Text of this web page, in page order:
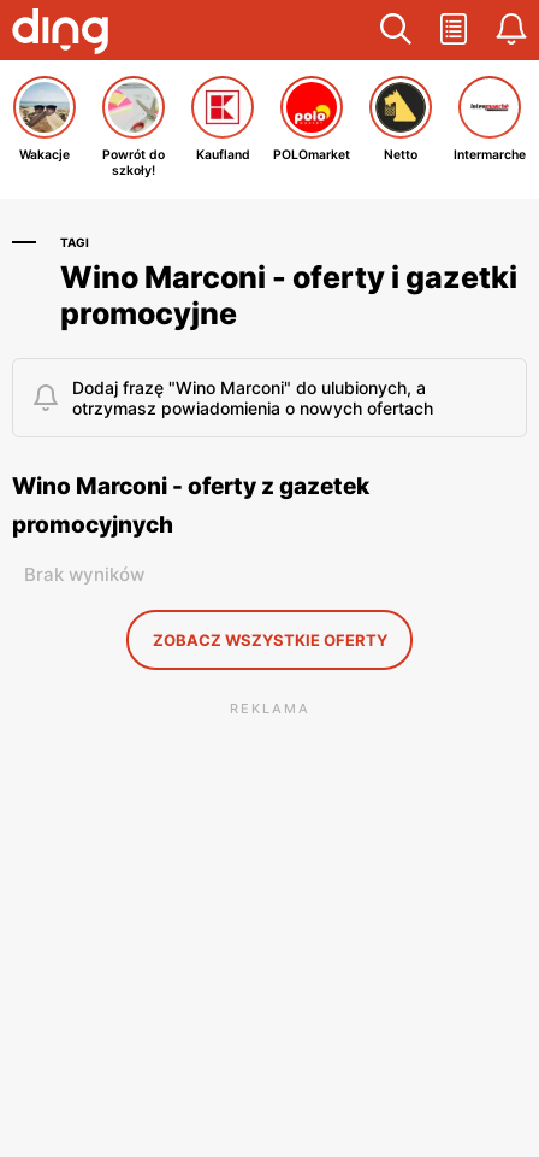
Wakacje
Powrót do
szkoły!
Kaufland POLOmarket Netto Intermarche
TAGI
Wino Marconi - oferty i gazetki
promocyjne
Dodaj frazę "Wino Marconi" do ulubionych, a
otrzymasz powiadomienia o nowych ofertach
Wino Marconi - oferty z gazetek
promocyjnych
Brak wyników
ZOBACZ WSZYSTKIE OFERTY
REKLAMA